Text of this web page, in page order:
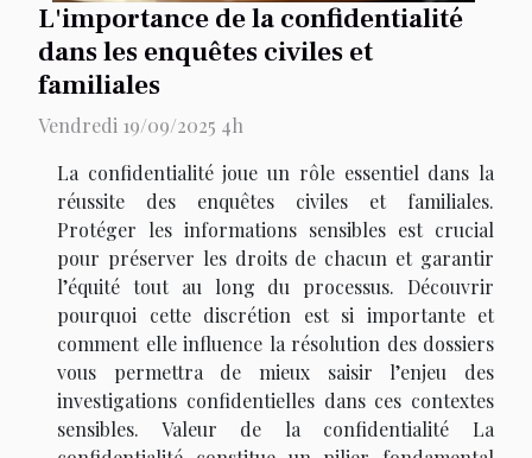
L'importance de la confidentialité
dans les enquêtes civiles et
familiales
Vendredi 19/09/2025 4h
La confidentialité joue un rôle essentiel dans la
réussite des enquêtes civiles et familiales.
Protéger les informations sensibles est crucial
pour préserver les droits de chacun et garantir
l’équité tout au long du processus. Découvrir
pourquoi cette discrétion est si importante et
comment elle influence la résolution des dossiers
vous permettra de mieux saisir l’enjeu des
investigations confidentielles dans ces contextes
sensibles. Valeur de la confidentialité La